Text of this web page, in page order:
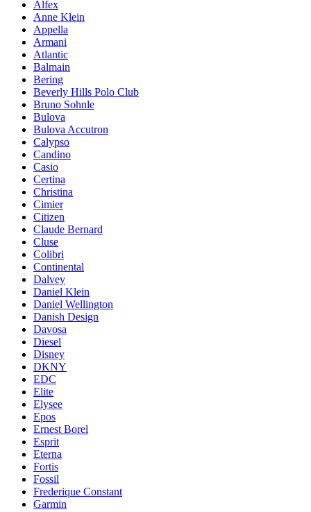
Alfex
Anne Klein
Appella
Armani
Atlantic
Balmain
Bering
Beverly Hills Polo Club
Bruno Sohnle
Bulova
Bulova Accutron
Calypso
Candino
Casio
Certina
Christina
Cimier
Citizen
Claude Bernard
Cluse
Colibri
Continental
Dalvey
Daniel Klein
Daniel Wellington
Danish Design
Davosa
Diesel
Disney
DKNY
EDC
Elite
Elysee
Epos
Ernest Borel
Esprit
Eterna
Fortis
Fossil
Frederique Constant
Garmin